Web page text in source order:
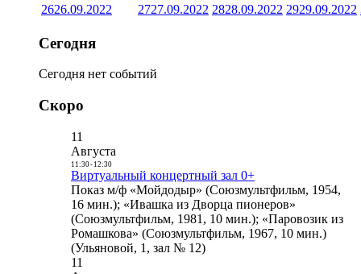
2626.09.2022 2727.09.2022 2828.09.2022 2929.09.2022
Сегодня
Сегодня нет событий
Скоро
11
Августа
11:30- 12:30
Виртуальный концертный зал 0+
Показ м/ф «Мойдодыр» (Союзмультфильм, 1954,
16 мин.); «Ивашка из Дворца пионеров»
(Союзмультфильм, 1981, 10 мин.); «Паровозик из
Ромашкова» (Союзмультфильм, 1967, 10 мин.)
(Ульяновой, 1, зал № 12)
11